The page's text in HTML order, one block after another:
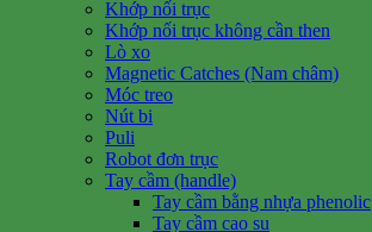
Khớp nối trục
Khớp nối trục không cần then
Lò xo
Magnetic Catches (Nam châm)
Móc treo
Nút bi
Puli
Robot đơn trục
Tay cầm (handle)
Tay cầm bằng nhựa phenolic
Tay cầm cao su